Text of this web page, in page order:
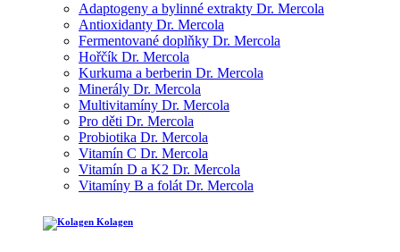
Adaptogeny a bylinné extrakty Dr. Mercola
Antioxidanty Dr. Mercola
Fermentované doplňky Dr. Mercola
Hořčík Dr. Mercola
Kurkuma a berberin Dr. Mercola
Minerály Dr. Mercola
Multivitamíny Dr. Mercola
Pro děti Dr. Mercola
Probiotika Dr. Mercola
Vitamín C Dr. Mercola
Vitamín D a K2 Dr. Mercola
Vitamíny B a folát Dr. Mercola
Kolagen